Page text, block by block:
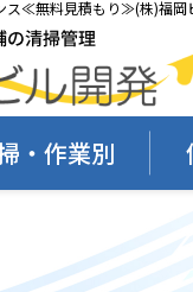
ス≪無料見積もり≫(株)福岡
・作業別